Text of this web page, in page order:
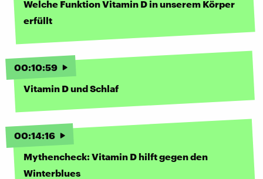
Welche Funktion Vitamin D in unserem Körper
erfüllt
00:10:59
Vitamin D und Schlaf
00:14:16
Mythencheck: Vitamin D hilft gegen den
Winterblues